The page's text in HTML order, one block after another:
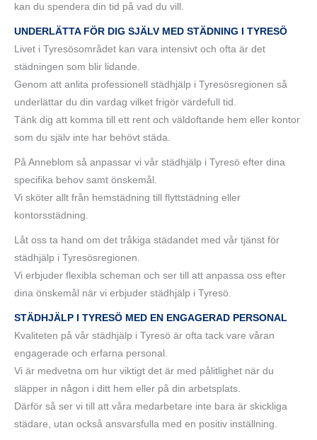
kan du spendera din tid på vad du vill.
UNDERLÄTTA FÖR DIG SJÄLV MED STÄDNING I TYRESÖ
Livet i Tyresösområdet kan vara intensivt och ofta är det
städningen som blir lidande.
Genom att anlita professionell städhjälp i Tyresösregionen så
underlättar du din vardag vilket frigör värdefull tid.
Tänk dig att komma till ett rent och väldoftande hem eller kontor
som du själv inte har behövt städa.
På Anneblom så anpassar vi vår städhjälp i Tyresö efter dina
specifika behov samt önskemål.
Vi sköter allt från hemstädning till flyttstädning eller
kontorsstädning.
Låt oss ta hand om det tråkiga städandet med vår tjänst för
städhjälp i Tyresösregionen.
Vi erbjuder flexibla scheman och ser till att anpassa oss efter
dina önskemål när vi erbjuder städhjälp i Tyresö.
STÄDHJÄLP I TYRESÖ MED EN ENGAGERAD PERSONAL
Kvaliteten på vår städhjälp i Tyresö är ofta tack vare våran
engagerade och erfarna personal.
Vi är medvetna om hur viktigt det är med pålitlighet när du
släpper in någon i ditt hem eller på din arbetsplats.
Därför så ser vi till att våra medarbetare inte bara är skickliga
städare, utan också ansvarsfulla med en positiv inställning.